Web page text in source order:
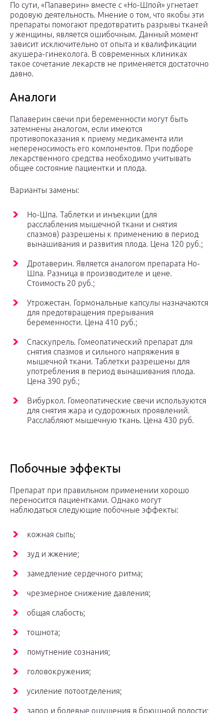
По сути, «Папаверин» вместе с «Но-Шпой» угнетает
родовую деятельность. Мнение о том, что якобы эти
препараты помогают предотвратить разрывы тканей
у женщины, является ошибочным. Данный момент
зависит исключительно от опыта и квалификации
акушера-гинеколога. В современных клиниках
такое сочетание лекарств не применяется достаточно
давно.
Аналоги
Папаверин свечи при беременности могут быть
затемнены аналогом, если имеются
противопоказания к приему медикамента или
непереносимость его компонентов. При подборе
лекарственного средства необходимо учитывать
общее состояние пациентки и плода.
Варианты замены:
Но-Шпа. Таблетки и инъекции (для
расслабления мышечной ткани и снятия
спазмов) разрешены к применению в период
вынашивания и развития плода. Цена 120 руб.;
Дротаверин. Является аналогом препарата Но-
Шпа. Разница в производителе и цене.
Стоимость 20 руб.;
Утрожестан. Гормональные капсулы назначаются
для предотвращения прерывания
беременности. Цена 410 руб.;
Спаскупрель. Гомеопатический препарат для
снятия спазмов и сильного напряжения в
мышечной ткани. Таблетки разрешены для
употребления в период вынашивания плода.
Цена 390 руб.;
Вибуркол. Гомеопатические свечи используются
для снятия жара и судорожных проявлений.
Расслабляют мышечную ткань. Цена 430 руб.
Побочные эффекты
Препарат при правильном применении хорошо
переносится пациентками. Однако могут
наблюдаться следующие побочные эффекты:
кожная сыпь;
зуд и жжение;
замедление сердечного ритма;
чрезмерное снижение давления;
общая слабость;
тошнота;
помутнение сознания;
головокружения;
усиление потоотделения;
запор и болевые ощущения в брюшной полости;